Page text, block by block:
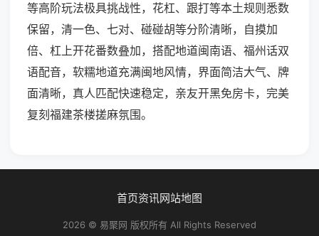
等高阶玩法极具挑战性，花杠、跟打等本土规则悉数
保留，清一色、七对、碰碰胡等分阶清晰，自摸加
倍、杠上开花番数叠加，搭配地道闽南语、福州话双
语配音，软糯地道充满闽地风情，界面简洁大气、牌
面清晰，真人匹配快速稳定，亲友开黑免房卡，完美
复刻福建茶楼搓麻氛围。
首页资讯网站地图
2026 © 易聚网 版权所有 All Rights Reserved